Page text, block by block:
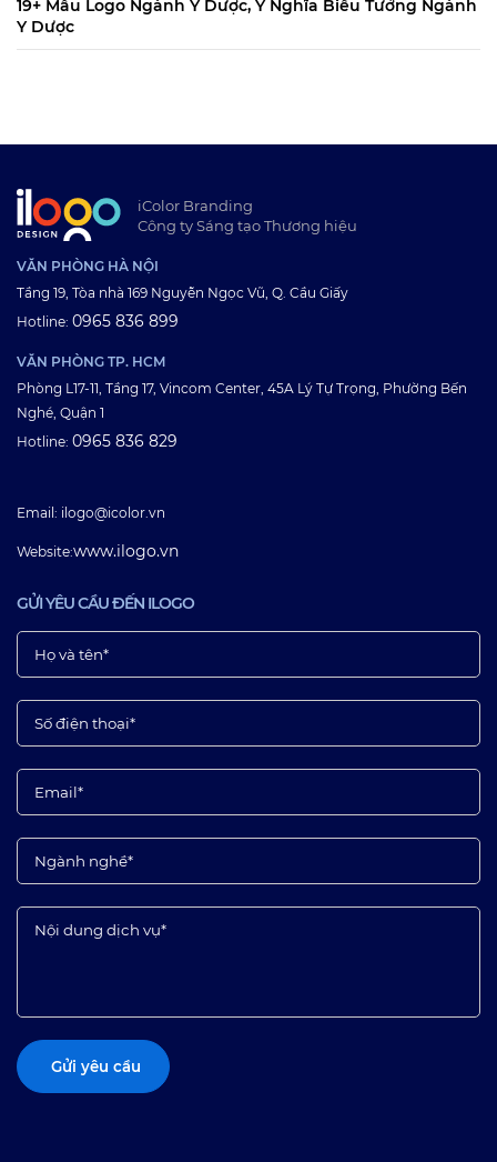
19+ Mẫu Logo Ngành Y Dược, Ý Nghĩa Biểu Tưởng Ngành
Y Dược
iColor Branding
Công ty Sáng tạo Thương hiệu
VĂN PHÒNG HÀ NỘI
Tầng 19, Tòa nhà 169 Nguyễn Ngọc Vũ, Q. Cầu Giấy
Hotline: 0965 836 899
VĂN PHÒNG TP. HCM
Phòng L17-11, Tầng 17, Vincom Center, 45A Lý Tự Trọng, Phường Bến
Nghé, Quận 1
Hotline: 0965 836 829
Email: ilogo@icolor.vn
Website:www.ilogo.vn
GỬI YÊU CẦU ĐẾN ILOGO